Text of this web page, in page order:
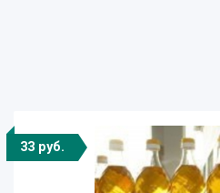
33 руб.